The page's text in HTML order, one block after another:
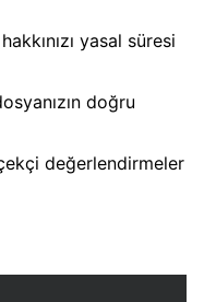
yasal süresi
doğru
değerlendirmeler